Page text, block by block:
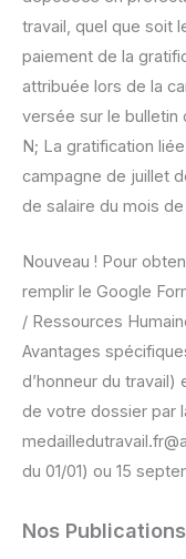
travail, quel que soit
paiement de la
attribuée lors de la
versée sur le bulletin
N; La gratification
campagne de juillet
de salaire du mois
Nouveau ! Pour
remplir le Google
/ Ressources
Avantages
d’honneur du
de votre dossier par
du 01/01) ou 15
Nos